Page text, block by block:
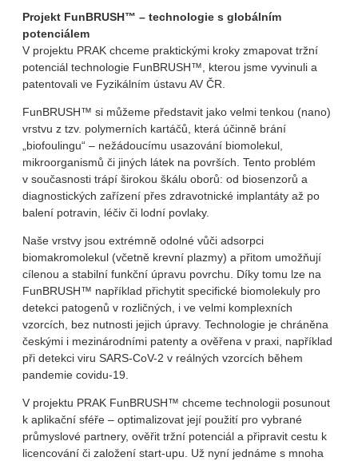
Projekt FunBRUSH™ – technologie s globálním
potenciálem
V projektu PRAK chceme praktickými kroky zmapovat tržní
potenciál technologie FunBRUSH™, kterou jsme vyvinuli a
patentovali ve Fyzikálním ústavu AV ČR.
FunBRUSH™ si můžeme představit jako velmi tenkou (nano)
vrstvu z tzv. polymerních kartáčů, která účinně brání
„biofoulingu“ – nežádoucímu usazování biomolekul,
mikroorganismů či jiných látek na površích. Tento problém
v současnosti trápí širokou škálu oborů: od biosenzorů a
diagnostických zařízení přes zdravotnické implantáty až po
balení potravin, léčiv či lodní povlaky.
Naše vrstvy jsou extrémně odolné vůči adsorpci
biomakromolekul (včetně krevní plazmy) a přitom umožňují
cílenou a stabilní funkční úpravu povrchu. Díky tomu lze na
FunBRUSH™ například přichytit specifické biomolekuly pro
detekci patogenů v rozličných, i ve velmi komplexních
vzorcích, bez nutnosti jejich úpravy. Technologie je chráněna
českými i mezinárodními patenty a ověřena v praxi, například
při detekci viru SARS-CoV-2 v reálných vzorcích během
pandemie covidu-19.
V projektu PRAK FunBRUSH™ chceme technologii posunout
k aplikační sféře – optimalizovat její použití pro vybrané
průmyslové partnery, ověřit tržní potenciál a připravit cestu k
licencování či založení start-upu. Už nyní jednáme s mnoha